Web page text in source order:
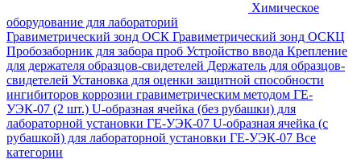
Химическое
оборудование для лабораторий
Гравиметрический зонд ОСК Гравиметрический зонд ОСКЦ
Пробозаборник для забора проб Устройство ввода Крепление
для держателя образцов-свидетелей Держатель для образцов-
свидетелей Установка для оценки защитной способности
ингибиторов коррозии гравиметрическим методом ГЕ-
УЭК-07 (2 шт.) U-образная ячейка (без рубашки) для
лабораторной установки ГЕ-УЭК-07 U-образная ячейка (с
рубашкой) для лабораторной установки ГЕ-УЭК-07 Все
категории